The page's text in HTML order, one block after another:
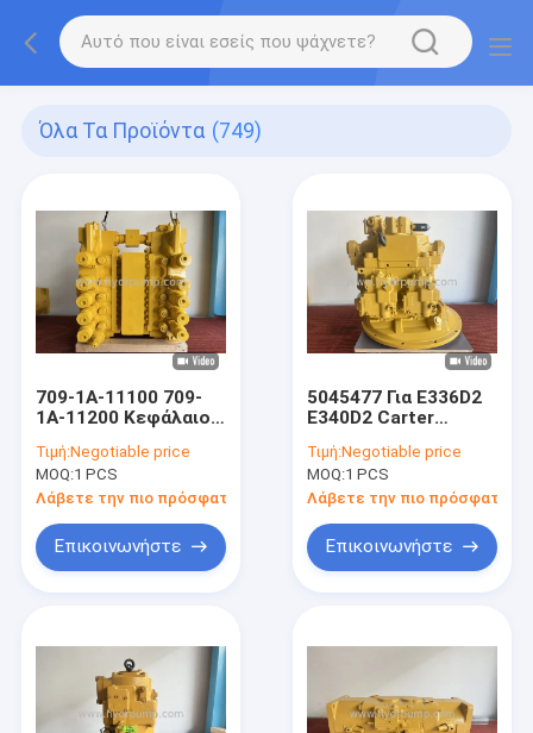
Όλα Τα Προϊόντα (749)
709-1A-11100 709-
1A-11200 Κεφάλαιο
Τιμή:Negotiable price
MOQ:1 PCS
Λάβετε την πιο πρόσφατη τιμή
Επικοινωνήστε
5045477 Για E336D2
E340D2 Carter
εκσκαφής K5V160
Τιμή:Negotiable price
MOQ:1 PCS
Λάβετε την πιο πρόσφατη
Επικοινωνήστε